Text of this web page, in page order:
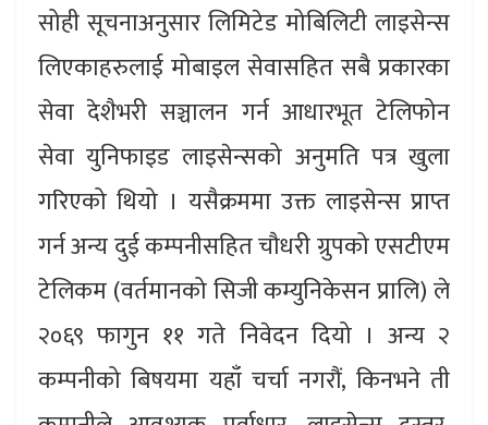
सोही सूचनाअनुसार लिमिटेड मोबिलिटी लाइसेन्स
लिएकाहरुलाई मोबाइल सेवासहित सबै प्रकारका
सेवा देशैभरी सञ्चालन गर्न आधारभूत टेलिफोन
सेवा युनिफाइड लाइसेन्सको अनुमति पत्र खुला
गरिएको थियो । यसैक्रममा उक्त लाइसेन्स प्राप्त
गर्न अन्य दुई कम्पनीसहित चौधरी ग्रुपको एसटीएम
टेलिकम (वर्तमानको सिजी कम्युनिकेसन प्रालि) ले
२०६९ फागुन ११ गते निवेदन दियो । अन्य २
कम्पनीको बिषयमा यहाँ चर्चा नगरौं, किनभने ती